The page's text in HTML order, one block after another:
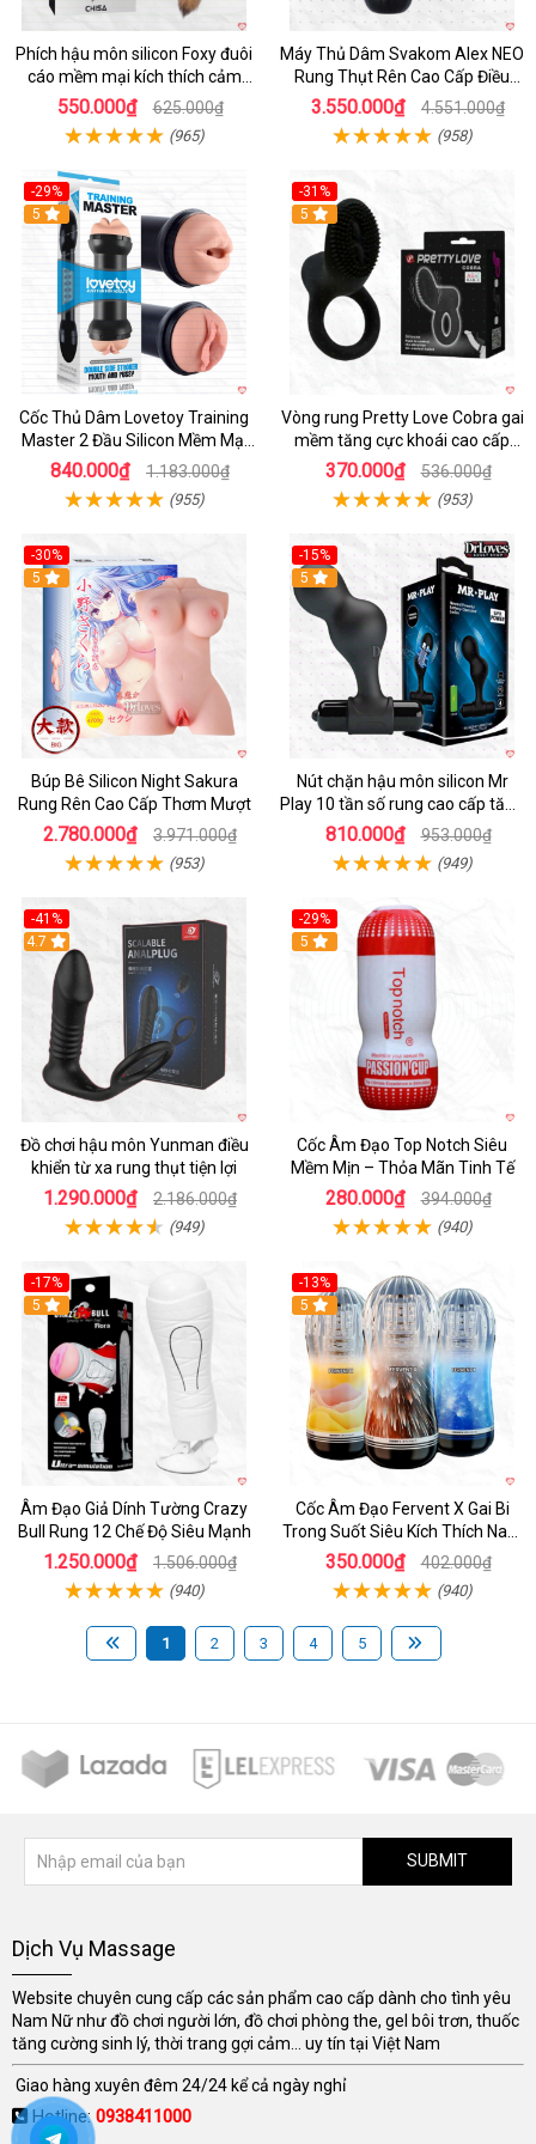
Phích hậu môn silicon Foxy đuôi
cáo mềm mại kích thích cảm
giác mới
550.000₫ 625.000₫
(965)
Máy Thủ Dâm Svakom Alex NEO
Rung Thụt Rên Cao Cấp Điều
Khiển App
3.550.000₫ 4.551.000₫
(958)
-29%
Hot
5
Cốc Thủ Dâm Lovetoy Training
Master 2 Đầu Silicon Mềm Mại
Tiện Lợi
840.000₫ 1.183.000₫
(955)
-31%
5
Vòng rung Pretty Love Cobra gai
mềm tăng cực khoái cao cấp
chính hãng
370.000₫ 536.000₫
(953)
-30%
Hot
5
Búp Bê Silicon Night Sakura
Rung Rên Cao Cấp Thơm Mượt
2.780.000₫ 3.971.000₫
(953)
-15%
Hot
5
Nút chặn hậu môn silicon Mr
Play 10 tần số rung cao cấp tăng
khoái cảm
810.000₫ 953.000₫
(949)
-41%
Hot
4.7
Đồ chơi hậu môn Yunman điều
khiển từ xa rung thụt tiện lợi
1.290.000₫ 2.186.000₫
(949)
-29%
5
Cốc Âm Đạo Top Notch Siêu
Mềm Mịn – Thỏa Mãn Tinh Tế
280.000₫ 394.000₫
(940)
-17%
5
Âm Đạo Giả Dính Tường Crazy
Bull Rung 12 Chế Độ Siêu Mạnh
1.250.000₫ 1.506.000₫
(940)
-13%
Hot
5
Cốc Âm Đạo Fervent X Gai Bi
Trong Suốt Siêu Kích Thích Nam
Giới
350.000₫ 402.000₫
(940)
1 2 3 4 5
SUBMIT
Dịch Vụ Massage
Website chuyên cung cấp các sản phẩm cao cấp dành cho tình yêu
Nam Nữ như đồ chơi người lớn, đồ chơi phòng the, gel bôi trơn, thuốc
tăng cường sinh lý, thời trang gợi cảm... uy tín tại Việt Nam
Giao hàng xuyên đêm 24/24 kể cả ngày nghỉ
Hotline:0938411000